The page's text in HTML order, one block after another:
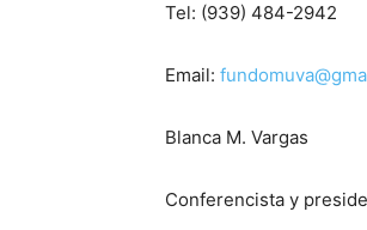
Tel: (939) 484-2942
Email:
Blanca M. Vargas
Conferencista y